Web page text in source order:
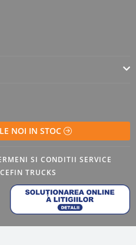
NOI IN STOC
SI CONDITII SERVICE
TRUCKS